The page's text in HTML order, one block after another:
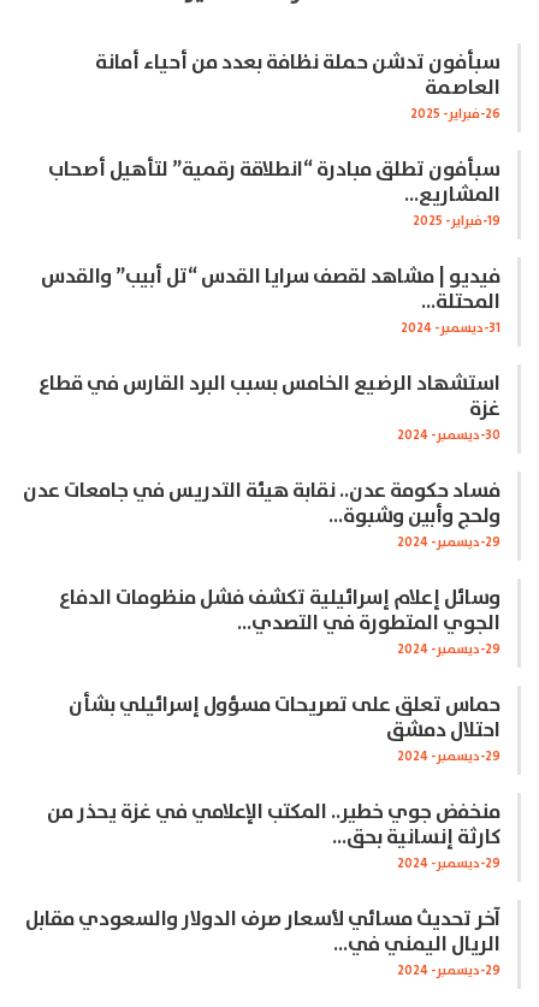
سبأفون تدشن حملة نظافة بعدد من أحياء أمانة
العاصمة
26-فبراير- 2025
سبأفون تطلق مبادرة “انطلاقة رقمية” لتأهيل أصحاب
المشاريع…
19-فبراير- 2025
فيديو | مشاهد لقصف سرايا القدس “تل أبيب” والقدس
المحتلة…
31-ديسمبر- 2024
استشهاد الرضيع الخامس بسبب البرد القارس في قطاع
غزة
30-ديسمبر- 2024
فساد حكومة عدن.. نقابة هيئة التدريس في جامعات عدن
ولحج وأبين وشبوة…
29-ديسمبر- 2024
وسائل إعلام إسرائيلية تكشف فشل منظومات الدفاع
الجوي المتطورة في التصدي…
29-ديسمبر- 2024
حماس تعلق على تصريحات مسؤول إسرائيلي بشأن
احتلال دمشق
29-ديسمبر- 2024
منخفض جوي خطير.. المكتب الإعلامي في غزة يحذر من
كارثة إنسانية بحق…
29-ديسمبر- 2024
آخر تحديث مسائي لأسعار صرف الدولار والسعودي مقابل
الريال اليمني في…
29-ديسمبر- 2024